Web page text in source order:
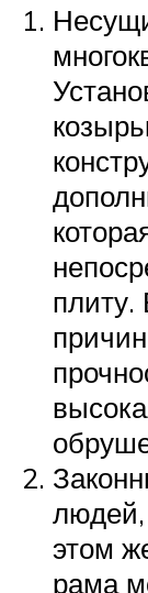
плиту.
этом
рама